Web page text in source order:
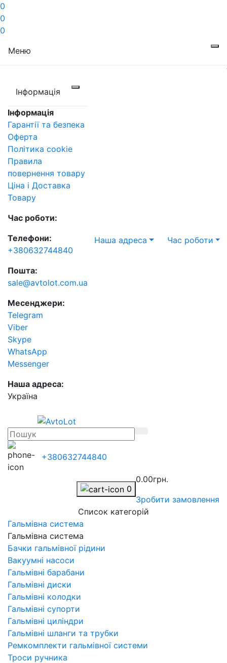
0
0
0
Меню
Інформація
Інформація
Гарантії та безпека
Оферта
Політика cookie
Правила
повернення товару
Ціна і Доставка
Товару
Час роботи:
Телефони:
+380632744840
Пошта:
sale@avtolot.com.ua
Месенджери:
Telegram
Viber
Skype
WhatsApp
Messenger
Наша адреса:
Українa
Наша адреса Час роботи
+380632744840
0
0.00грн.
Зробити замовлення
Список категорій
Гальмівна система
Гальмівна система
Бачки гальмівної рідини
Вакуумні насоси
Гальмівні барабани
Гальмівні диски
Гальмівні колодки
Гальмівні супорти
Гальмівні циліндри
Гальмівні шланги та трубки
Ремкомплекти гальмівної системи
Троси ручника